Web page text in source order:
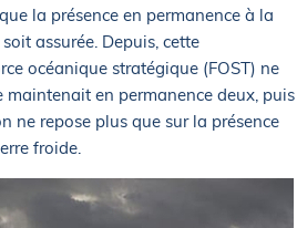
la présence en permanence à la
assurée. Depuis, cette
océanique stratégique (FOST) ne
maintenait en permanence deux, puis
ne repose plus que sur la présence
froide.